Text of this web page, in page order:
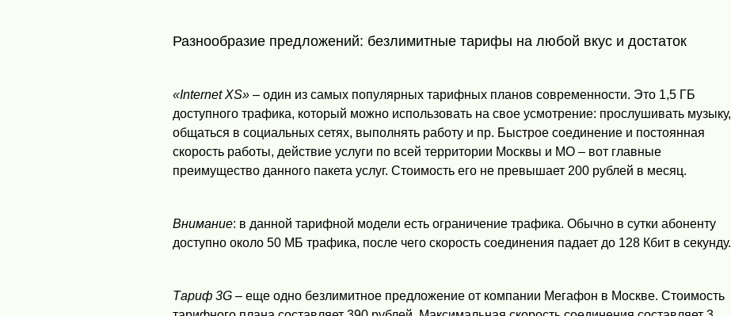
Разнообразие предложений: безлимитные тарифы на любой вкус и достаток
«Internet XS» – один из самых популярных тарифных планов современности. Это 1,5 ГБ
доступного трафика, который можно использовать на свое усмотрение: прослушивать музыку,
общаться в социальных сетях, выполнять работу и пр. Быстрое соединение и постоянная
скорость работы, действие услуги по всей территории Москвы и МО – вот главные
преимущество данного пакета услуг. Стоимость его не превышает 200 рублей в месяц.
Внимание: в данной тарифной модели есть ограничение трафика. Обычно в сутки абоненту
доступно около 50 МБ трафика, после чего скорость соединения падает до 128 Кбит в секунду.
Тариф 3G – еще одно безлимитное предложение от компании Мегафон в Москве. Стоимость